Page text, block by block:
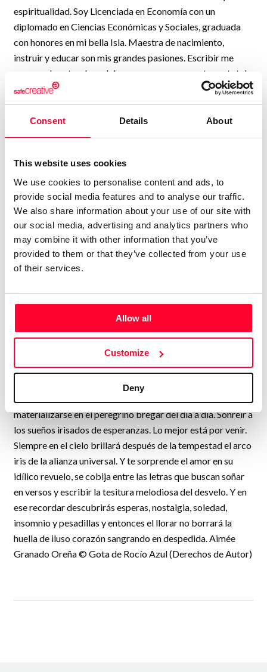
Consent Details About
This website uses cookies
We use cookies to personalise content and ads, to
provide social media features and to analyse our traffic.
We also share information about your use of our site with
our social media, advertising and analytics partners who
may combine it with other information that you’ve
provided to them or that they’ve collected from your use
of their services.
Allow all
Customize
Deny
espiritualidad. Soy Licenciada en Economía con un
diplomado en Ciencias Económicas y Sociales, graduada
con honores en mi bella Isla. Maestra de nacimiento,
instruir y educar son mis grandes pasiones. Escribir me
acerca a la naturaleza del amor, es como una entrega total
que me transforma y me deslumbra. La poesía es para mí, el
elixir que enamora todos mis axiomas. La inspiración del
día a día, aún en medio de la incertidumbre, las dudas y la
adversidad, nos invita a no doblegar el espíritu ni claudicar
oportunidad inefable, solo depende del ingenio y la
capacidad de lucha para enfrentar el desafío. El periplo del
quebranto puede alimentar la melancolía y la nostalgia,
pero jamás podrá flagelar la sensibilidad del alma que
rubrica en sus memorias la esperanza. Yo también soy de
suspiros que se riman con mis letras, de pasión fluyo cual
río y me ahogan las tristezas. Siento el susurro divino de la
inspiración que llega, admiro el trino del verso en el
primavera. La poesía es más que pasión, más que el milagro,
más que un azar en nuestras vidas. La poesía es la hacedora
de nuestros senderos, quien transforma el detalle en
imagen del alma y danza el romance del corazón. El andar
construye las historias, los senderos se iluminan con el
denuedo, el brío, la entereza. Esas huellas que dejan las
palabras alimentan las esperanzas, que solo pueden
materializarse en el peregrino bregar del día a día. Sonreír a
los sueños irisados de esperanzas. Lo mejor está por venir.
Siempre en el cielo brillará después de la tempestad el arco
iris de la alianza universal. Y te sorprende el amor en su
idílico revuelo, se cobija entre las letras que buscan soñar
en versos y escribir la tesitura melodiosa del desvelo. Y en
ese recordar descubrirás esperas, nostalgia, soledad,
insomnio y pesadillas y entonces el llorar no borrará la
huella de iluso corazón sangrando en despedida. Aimée
Granado Oreña © Gota de Rocío Azul (Derechos de Autor)